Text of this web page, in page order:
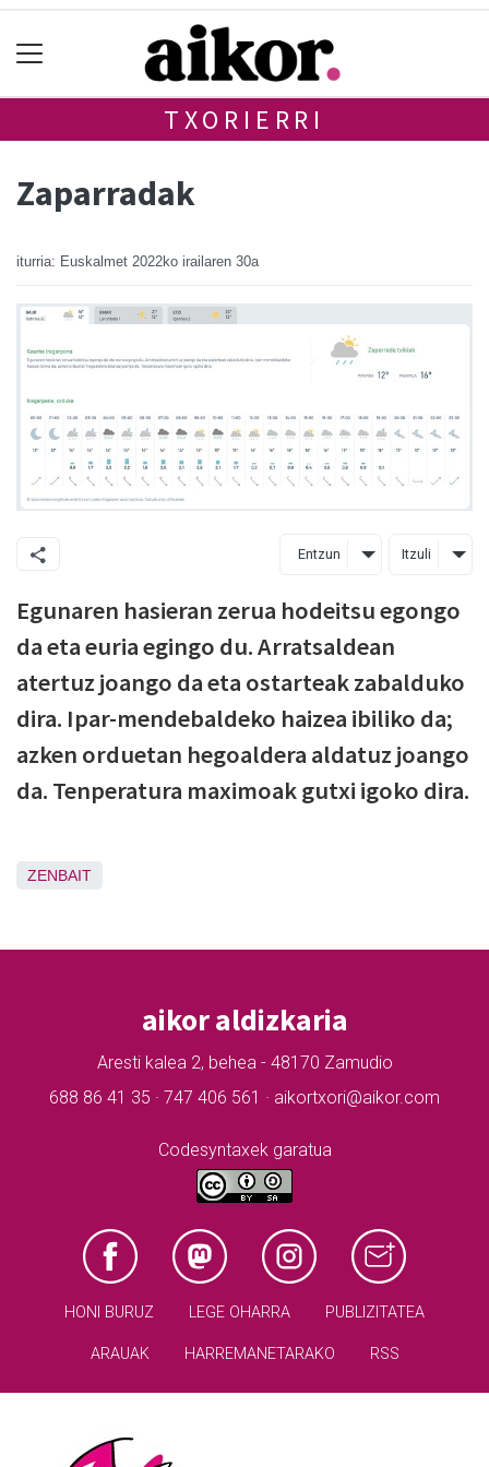
TXORIERRI
Zaparradak
iturria: Euskalmet 2022ko irailaren 30a
Entzun Itzuli
Egunaren hasieran zerua hodeitsu egongo
da eta euria egingo du. Arratsaldean
atertuz joango da eta ostarteak zabalduko
dira. Ipar-mendebaldeko haizea ibiliko da;
azken orduetan hegoaldera aldatuz joango
da. Tenperatura maximoak gutxi igoko dira.
ZENBAIT
aikor aldizkaria
Aresti kalea 2, behea - 48170 Zamudio
688 86 41 35 · 747 406 561 · aikortxori@aikor.com
Codesyntaxek garatua
HONI BURUZ LEGE OHARRA PUBLIZITATEA
ARAUAK HARREMANETARAKO RSS